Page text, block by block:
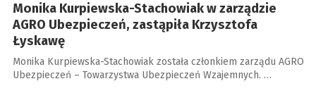
Monika Kurpiewska-Stachowiak w zarządzie
AGRO Ubezpieczeń, zastąpiła Krzysztofa
Łyskawę
Monika Kurpiewska-Stachowiak została członkiem zarządu AGRO
Ubezpieczeń – Towarzystwa Ubezpieczeń Wzajemnych. …